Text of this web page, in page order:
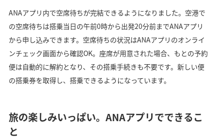
ANAアプリ内で空席待ちが完結できるようになりました。空港で
の空席待ちは搭乗当日の午前0時から出発20分前までANAアプリ
から申し込みできます。空席待ちの状況はANAアプリのオンライ
ンチェック画面から確認OK。座席が用意された場合、もとの予約
便は自動的に解約となり、その搭乗手続きも不要です。新しい便
の搭乗券を取得し、搭乗できるようになっています。
旅の楽しみいっぱい。ANAアプリでできるこ
と